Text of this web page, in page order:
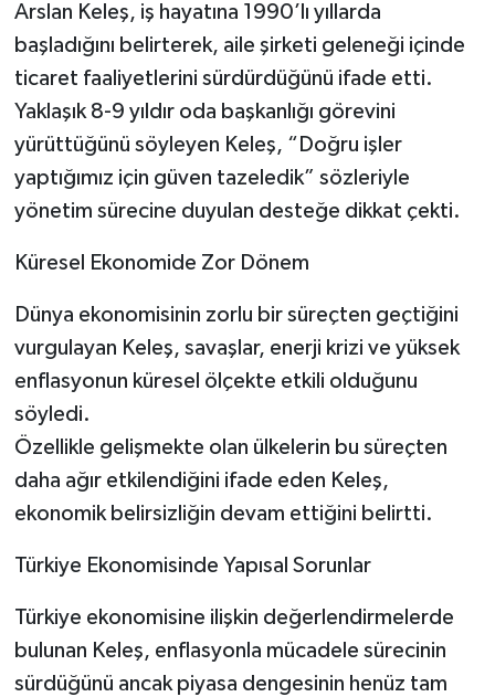
Arslan Keleş, iş hayatına 1990’lı yıllarda
başladığını belirterek, aile şirketi geleneği içinde
ticaret faaliyetlerini sürdürdüğünü ifade etti.
Yaklaşık 8-9 yıldır oda başkanlığı görevini
yürüttüğünü söyleyen Keleş, “Doğru işler
yaptığımız için güven tazeledik” sözleriyle
yönetim sürecine duyulan desteğe dikkat çekti.
Küresel Ekonomide Zor Dönem
Dünya ekonomisinin zorlu bir süreçten geçtiğini
vurgulayan Keleş, savaşlar, enerji krizi ve yüksek
enflasyonun küresel ölçekte etkili olduğunu
söyledi.
Özellikle gelişmekte olan ülkelerin bu süreçten
daha ağır etkilendiğini ifade eden Keleş,
ekonomik belirsizliğin devam ettiğini belirtti.
Türkiye Ekonomisinde Yapısal Sorunlar
Türkiye ekonomisine ilişkin değerlendirmelerde
bulunan Keleş, enflasyonla mücadele sürecinin
sürdüğünü ancak piyasa dengesinin henüz tam